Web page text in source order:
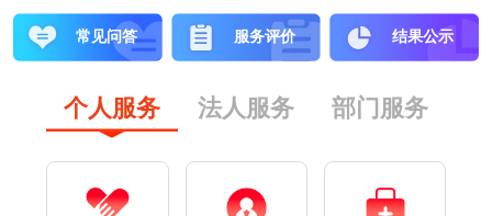
常见问答 服务评价 结果公示
个人服务 法人服务 部门服务